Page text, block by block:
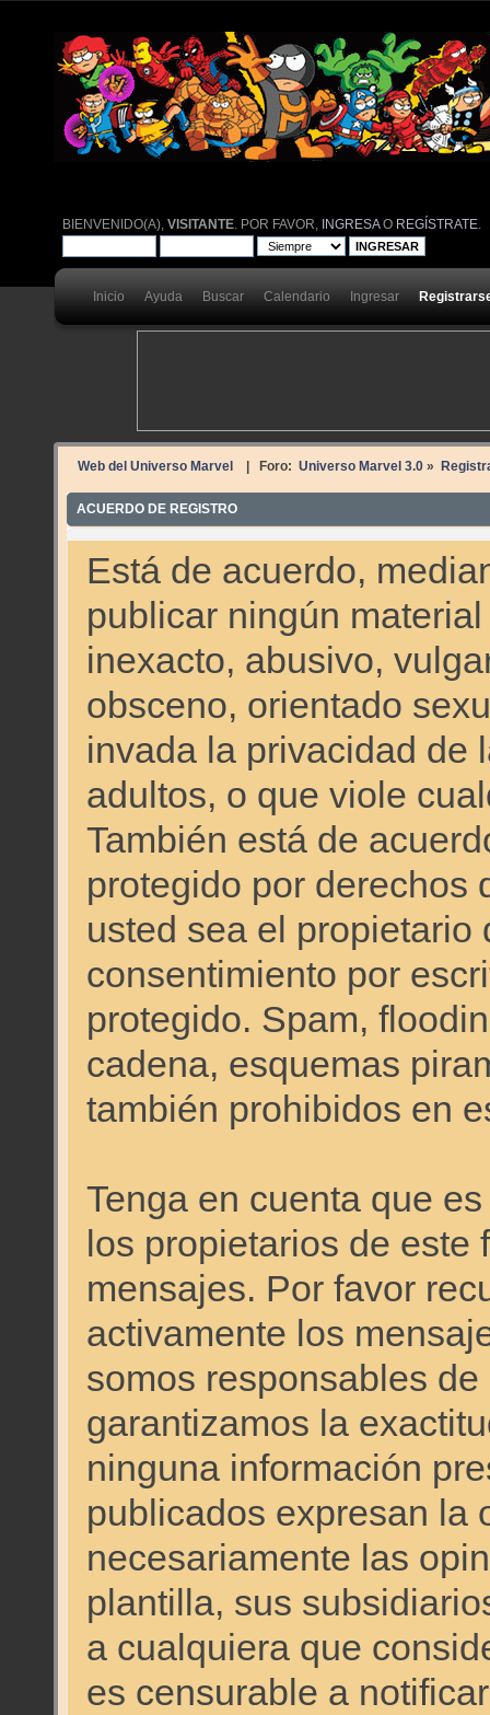
BIENVENIDO(A),VISITANTE . POR FAVOR, INGRESAO REGÍSTRATE
Inicio Ayuda Buscar Calendario Ingresar
Web del Universo Marvel | Foro: Universo Marvel 3.0»
ACUERDO DE REGISTRO
Está de acuerdo,
publicar ningún
inexacto, abusivo,
obsceno, orientado
invada la privacidad de
adultos, o que viole
También está de
protegido por derechos
usted sea el propietario
consentimiento por
protegido. Spam,
cadena, esquemas
también prohibidos en
Tenga en cuenta que
los propietarios de
mensajes. Por favor
activamente los
somos responsables
garantizamos la
ninguna información
publicados expresan la
necesariamente las
plantilla, sus
a cualquiera que
es censurable a